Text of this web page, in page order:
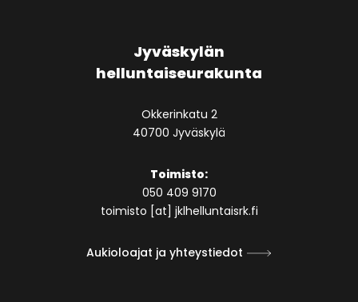
Jyväskylän
helluntaiseurakunta
Okkerinkatu 2
40700 Jyväskylä
Toimisto:
050 409 9170
toimisto [at] jklhelluntaisrk.fi
Aukioloajat ja yhteystiedot